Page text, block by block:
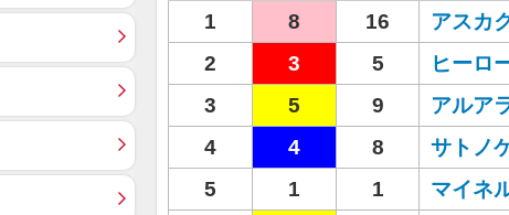
1 8 16 アスカ
2
3 5 ヒーロ
3
5 9 アルア
4
4 8 サトノ
5
1 1 マイネ